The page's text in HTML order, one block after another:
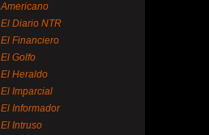
Americano
El Diario NTR
El Financiero
El Golfo
El Heraldo
El Imparcial
El Informador
El Intruso